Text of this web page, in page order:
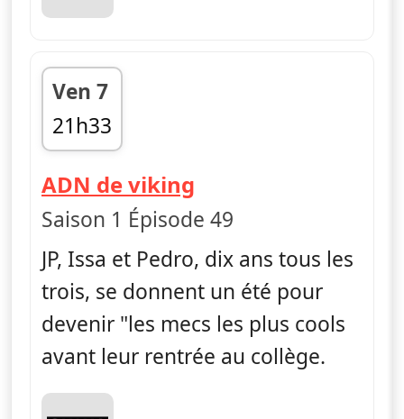
Ven 7
21h33
fin 21h44
ADN de viking
Saison 1 Épisode 49
JP, Issa et Pedro, dix ans tous les
trois, se donnent un été pour
devenir "les mecs les plus cools
avant leur rentrée au collège.